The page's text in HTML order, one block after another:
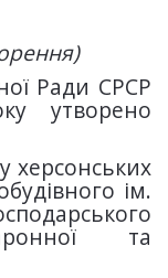
Ради СРСР
утворено
херсонських
ім.
та